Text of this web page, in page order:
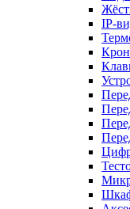
IP-